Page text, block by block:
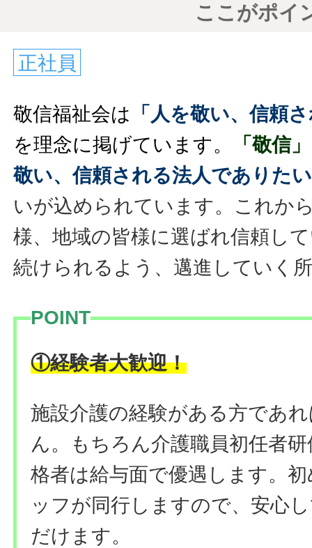
ここがポイ
正社員
敬信福祉会は
「人を敬い、信頼
を理念に掲げています。
「敬信」
敬い、信頼される法人でありた
いが込められています。これか
様、地域の皆様に選ばれ信頼し
続けられるよう、邁進していく
POINT
①経験者大歓迎！
施設介護の経験がある方であ
ん。もちろん介護職員初任者
格者は給与面で優遇します。
ッフが同行しますので、安心
だけます。